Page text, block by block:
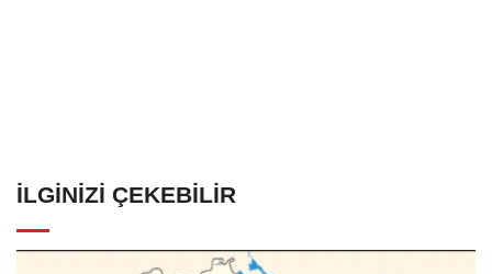
İLGINIZI ÇEKEBILIR